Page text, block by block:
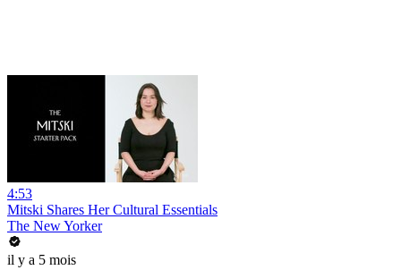
4:53
Mitski Shares Her Cultural Essentials
The New Yorker
il y a 5 mois